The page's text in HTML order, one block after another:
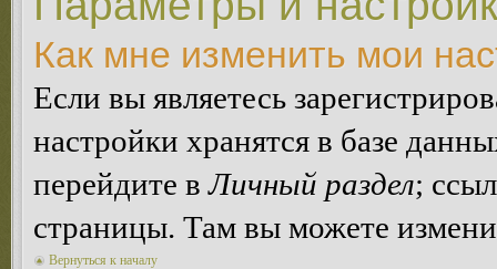
Как мне изменить мои
Если вы являетесь
настройки хранятся в базе
перейдите вЛичный раздел;
страницы. Там вы можете
Вернуться к началу